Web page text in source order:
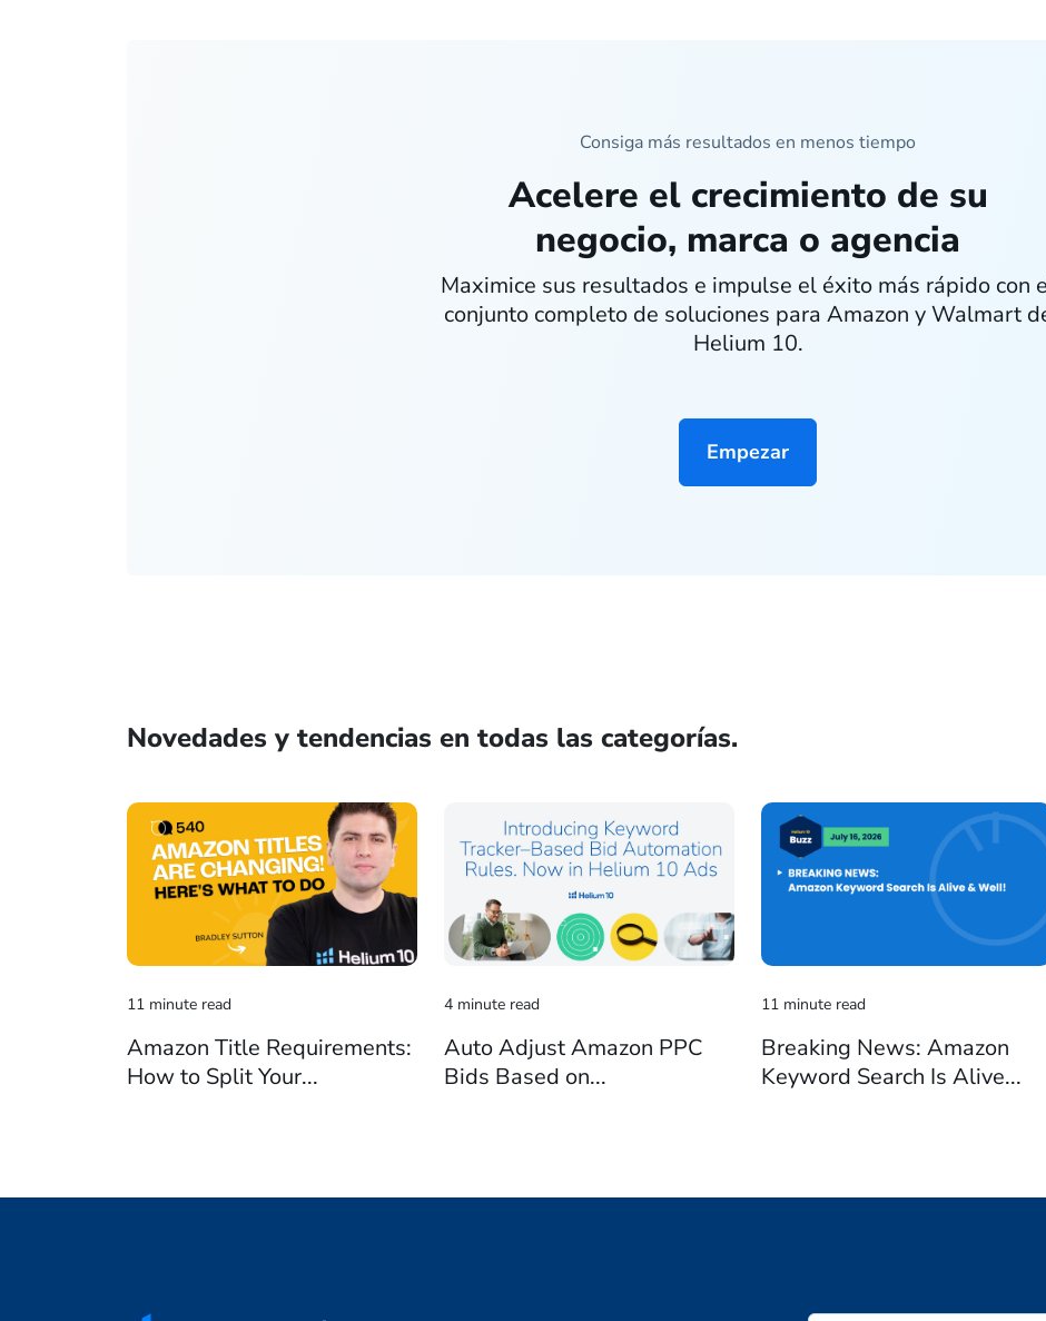
Consiga más resultados en menos tiempo
Acelere el crecimiento de su
negocio, marca o agencia
Maximice sus resultados e impulse el éxito más rápido con
conjunto completo de soluciones para Amazon y Walmart
Helium 10.
Empezar
Novedades y tendencias en todas las categorías.
11 minute read
Amazon Title Requirements:
How to Split Your...
4 minute read
Auto Adjust Amazon PPC
Bids Based on...
11 minute read
Breaking News: Amazon
Keyword Search Is Alive...